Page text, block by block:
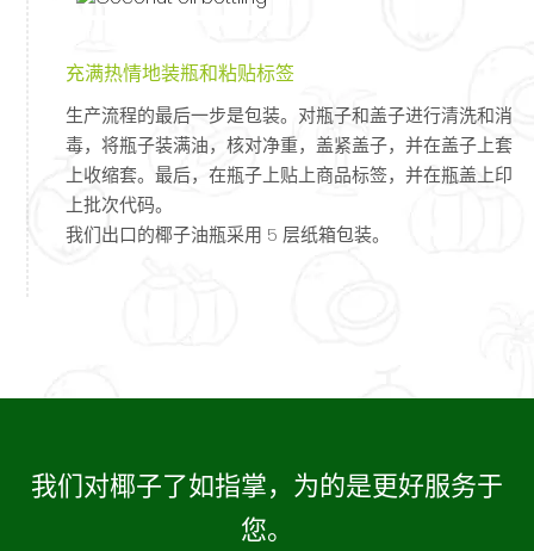
充满热情地装瓶和粘贴标签
生产流程的最后一步是包装。对瓶子和盖子进行清洗和消
毒，将瓶子装满油，核对净重，盖紧盖子，并在盖子上套
上收缩套。最后，在瓶子上贴上商品标签，并在瓶盖上印
上批次代码。
我们出口的椰子油瓶采用 5 层纸箱包装。
我们对椰子了如指掌，为的是更好服务于
您。